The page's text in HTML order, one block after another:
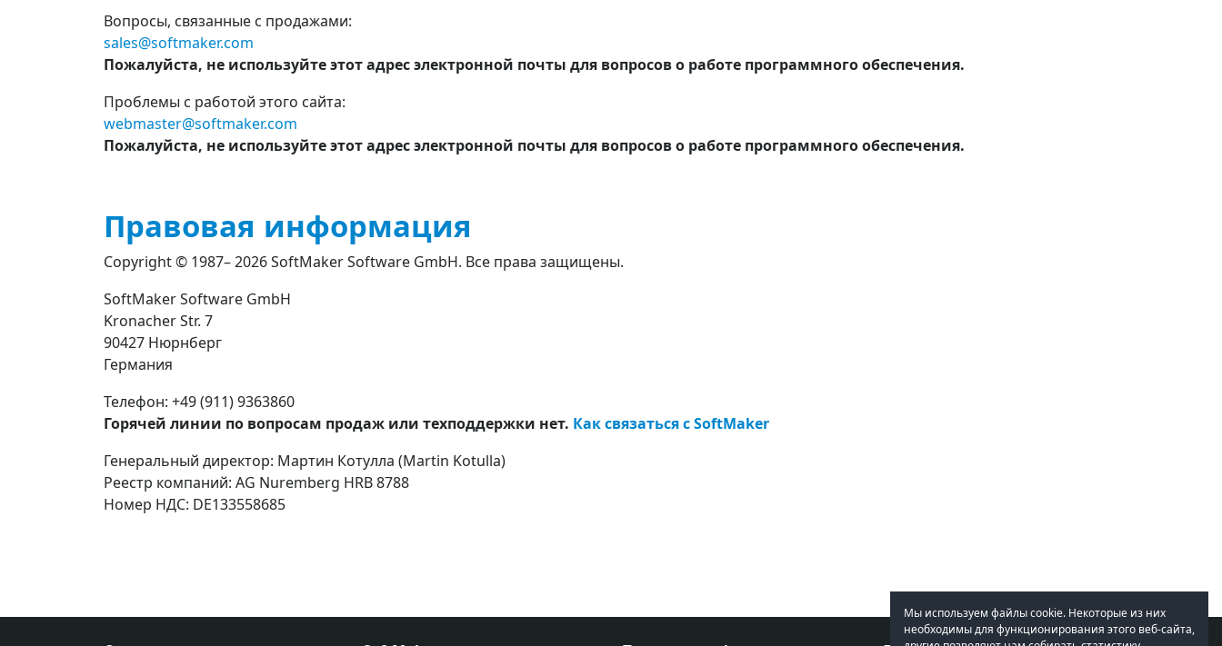
Вопросы, связанные с продажами:
sales@softmaker.com
Пожалуйста, не используйте этот адрес электронной почты для вопросов о работе программного обеспечения.
Проблемы с работой этого сайта:
webmaster@softmaker.com
Пожалуйста, не используйте этот адрес электронной почты для вопросов о работе программного обеспечения.
Правовая информация
Copyright © 1987– 2026 SoftMaker Software GmbH. Все права защищены.
SoftMaker Software GmbH
Kronacher Str. 7
90427 Нюрнберг
Германия
Телефон: +49 (911) 9363860
Горячей линии по вопросам продаж или техподдержки нет. Как связаться с SoftMaker
Генеральный директор: Мартин Котулла (Martin Kotulla)
Реестр компаний: AG Nuremberg HRB 8788
Номер НДС: DE133558685
Мы используем файлы cookie. Некоторые из них
необходимы для функционирования этого веб-сайта,